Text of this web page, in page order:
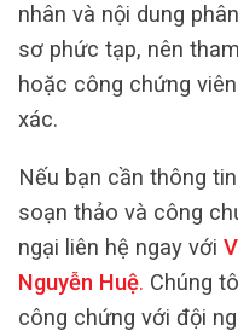
nhân và nội dung
sơ phức tạp, nên
hoặc công chứng
xác.
Nếu bạn cần thông
soạn thảo và công
ngại liên hệ ngay với
Nguyễn Huệ. Chúng
công chứng với đội